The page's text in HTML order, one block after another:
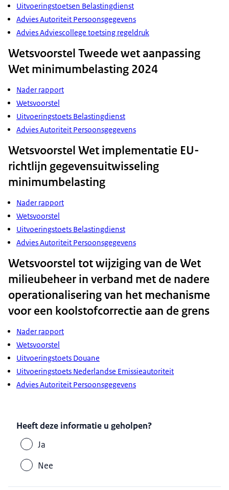
Uitvoeringstoetsen Belastingdienst
Advies Autoriteit Persoonsgegevens
Advies Adviescollege toetsing regeldruk
Wetsvoorstel Tweede wet aanpassing
Wet minimumbelasting 2024
Nader rapport
Wetsvoorstel
Uitvoeringstoets Belastingdienst
Advies Autoriteit Persoonsgegevens
Wetsvoorstel Wet implementatie EU-
richtlijn gegevensuitwisseling
minimumbelasting
Nader rapport
Wetsvoorstel
Uitvoeringstoets Belastingdienst
Advies Autoriteit Persoonsgegevens
Wetsvoorstel tot wijziging van de Wet
milieubeheer in verband met de nadere
operationalisering van het mechanisme
voor een koolstofcorrectie aan de grens
Nader rapport
Wetsvoorstel
Uitvoeringstoets Douane
Uitvoeringstoets Nederlandse Emissieautoriteit
Advies Autoriteit Persoonsgegevens
Heeft deze informatie u geholpen?
Ja
Nee